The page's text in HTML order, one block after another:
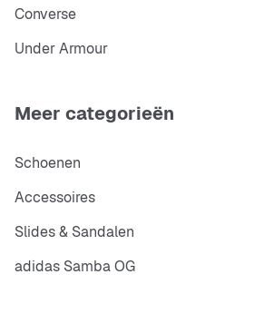
Converse
Under Armour
Meer categorieën
Schoenen
Accessoires
Slides & Sandalen
adidas Samba OG